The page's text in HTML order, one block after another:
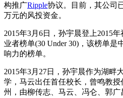
构推广Ripple协议。目前，其公司
万元的风投资金。
2015年3月6日，孙宇晨登上2015
业者榜单(30 Under 30)，该榜单是
响力的榜单。
2015年3月27日，孙宇晨作为湖畔
学，马云出任首任校长，曾鸣教
州，由柳传志、马云、冯仑、郭